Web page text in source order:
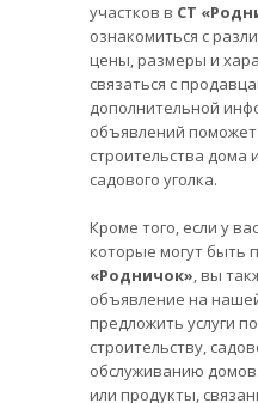
участков в СТ
ознакомиться с
цены, размеры и
связаться с
дополнительной
объявлений
строительства дома
садового уголка.
Кроме того, если у
которые могут быть
«Родничок», вы
объявление на
предложить услуги
строительству,
обслуживанию
или продукты,